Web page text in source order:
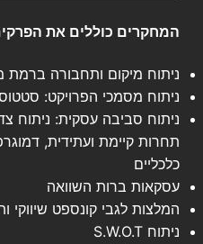
המחקרים כוללים את
ניתוח מיקום ותחבורה ברמת
ניתוח מסמכי הפרויקט:
ניתוח סביבה עסקית: ניתוח
תחרות קיימת ועתידית,
כלכליים
עסקאות ברות השוואה
המלצות לגבי קונספט שיווקי
ניתוח S.W.O.T